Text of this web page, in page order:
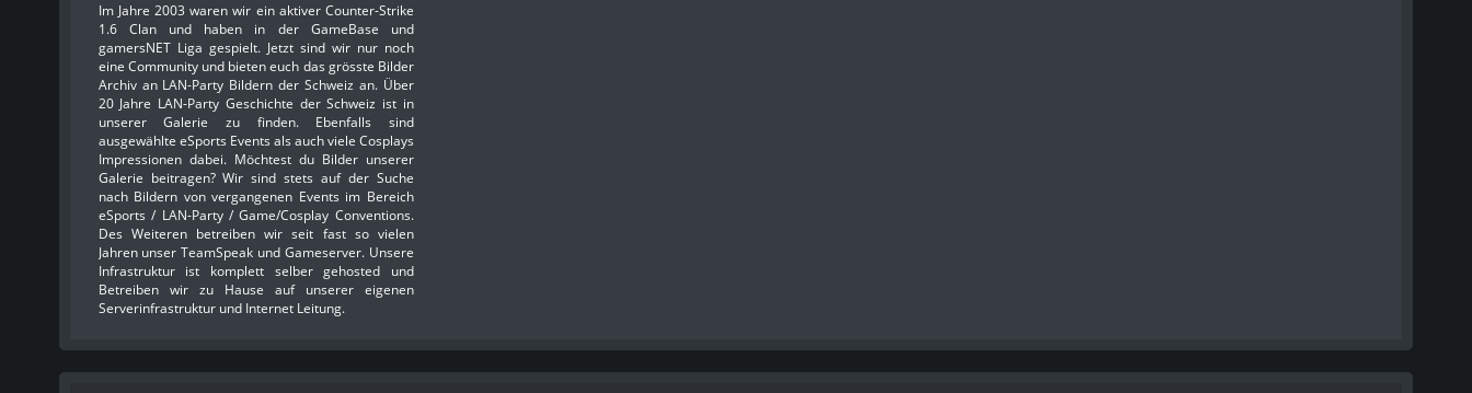
Im Jahre 2003 waren wir ein aktiver Counter-Strike
1.6 Clan und haben in der GameBase und
gamersNET Liga gespielt. Jetzt sind wir nur noch
eine Community und bieten euch das grösste Bilder
Archiv an LAN-Party Bildern der Schweiz an. Über
20 Jahre LAN-Party Geschichte der Schweiz ist in
unserer Galerie zu finden. Ebenfalls sind
ausgewählte eSports Events als auch viele Cosplays
Impressionen dabei. Möchtest du Bilder unserer
Galerie beitragen? Wir sind stets auf der Suche
nach Bildern von vergangenen Events im Bereich
eSports / LAN-Party / Game/Cosplay Conventions.
Des Weiteren betreiben wir seit fast so vielen
Jahren unser TeamSpeak und Gameserver. Unsere
Infrastruktur ist komplett selber gehosted und
Betreiben wir zu Hause auf unserer eigenen
Serverinfrastruktur und Internet Leitung.